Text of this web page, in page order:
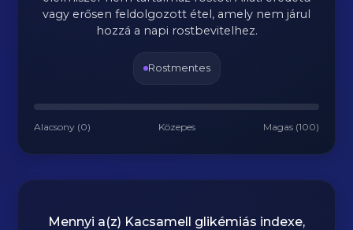
vagy erősen feldolgozott étel, amely nem járul
hozzá a napi rostbevitelhez.
Rostmentes
Alacsony (0) Közepes Magas (100)
Mennyi a(z) Kacsamell glikémiás indexe,